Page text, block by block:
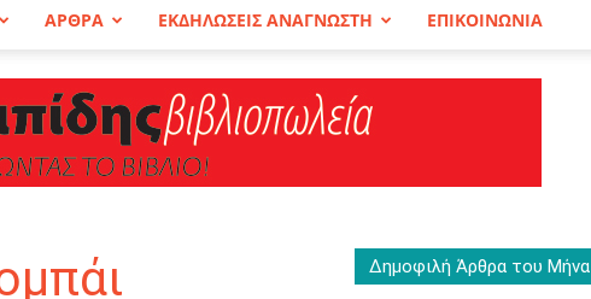
ΑΡΘΡΑ ΕΚΔΗΛΩΣΕΙΣ ΑΝΑΓΝΩΣΤΗ ΕΠΙΚΟΙΝΩΝΙΑ
Δημοφιλή Άρθρα του Μήνα